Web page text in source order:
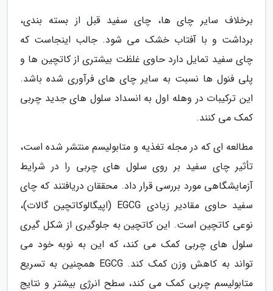
برخلاف سایر چای ها، چای سفید قبل از بسته بندی،
برداشت و با آفتاب خشک می شود. جالب اینجاست که
چای سفید تمایل دارد حاوی غلظت بیشتری از کاتچین ها و
پلی فنول ها نسبت به سایر چای های فرآوری شده باشد.
این ترکیبات در وهله اول به انسداد سلول های جدید چربی
کمک می کنند.
مطالعه ای که در مجله تغذیه و متابولیسم منتشر شده است،
تأثیر چای سفید بر روی سلول های چربی را در شرایط
آزمایشگاهی مورد بررسی قرار داد. محققان دریافتند که چای
سفید حاوی مقادیر زیادی EGCG (اپیگالوکاتچین گالات)،
نوعی کاتچین است. این کاتچین به جلوگیری از شکل گیری
سلول های چربی کمک می کند، که این به نوبه خود می
تواند به کاهش وزن کمک کند. EGCG همچنین به تسریع
متابولیسم چربی کمک می کند، سطح انرژی بیشتر و نتایج